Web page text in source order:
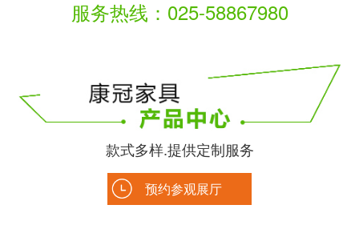
服务热线：025-58867980
款式多样.提供定制服务
预约参观展厅